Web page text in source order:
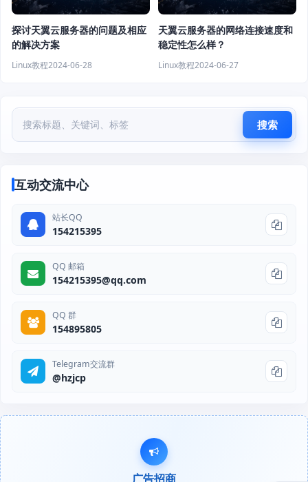
探讨天翼云服务器的问题及相应
的解决方案
Linux教程2024-06-28
天翼云服务器的网络连接速度和
稳定性怎么样？
Linux教程2024-06-27
搜索
互动交流中心
站长QQ
154215395
QQ 邮箱
154215395@qq.com
QQ 群
154895805
Telegram交流群
@hzjcp
广告招商